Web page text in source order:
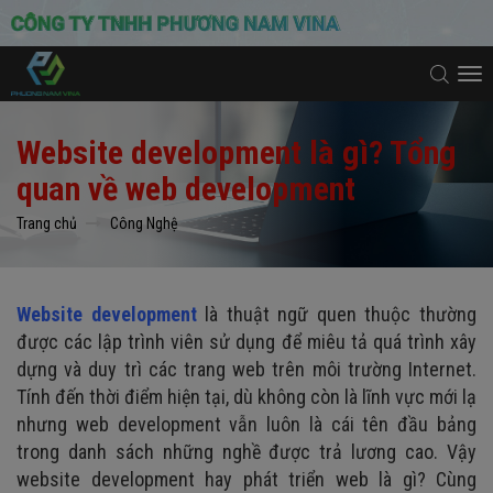
Website development là gì? Tổng
quan về web development
Trang chủ Công Nghệ
Website developmentlà thuật ngữ quen thuộc thường
được các lập trình viên sử dụng để miêu tả quá trình xây
dựng và duy trì các trang web trên môi trường Internet.
Tính đến thời điểm hiện tại, dù không còn là lĩnh vực mới lạ
nhưng web development vẫn luôn là cái tên đầu bảng
trong danh sách những nghề được trả lương cao. Vậy
website development hay phát triển web là gì? Cùng